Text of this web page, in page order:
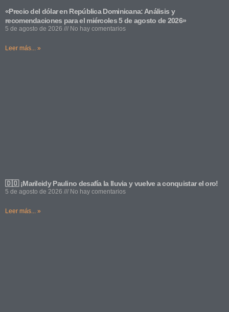
«Precio del dólar en República Dominicana: Análisis y
recomendaciones para el miércoles 5 de agosto de 2026»
5 de agosto de 2026 No hay comentarios
Leer más... »
🇩🇴 ¡Marileidy Paulino desafía la lluvia y vuelve a conquistar el oro!
5 de agosto de 2026 No hay comentarios
Leer más... »